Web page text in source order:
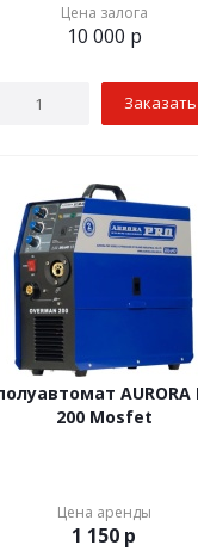
Цена залога
10 000 р
Заказать
AURORA
200 Mosfet
Цена аренды
1 150 р